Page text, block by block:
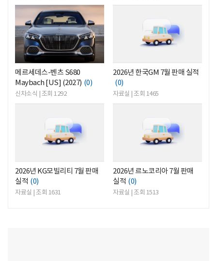
<
메르세데스-벤츠 S680
Maybach [US] (2027) (0)
신차소식 | 조회 1292
2026년 한국GM 7월 판매 실적
(0)
자료실 | 조회 1465
2026년 KG모빌리티 7월 판매
실적 (0)
자료실 | 조회 1631
2026년 르노코리아 7월 판매
실적 (0)
자료실 | 조회 1513